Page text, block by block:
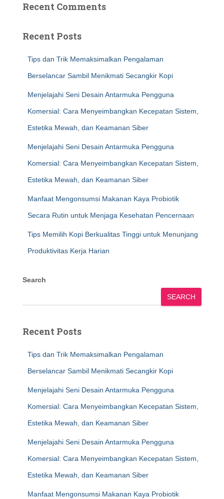
Recent Comments
Recent Posts
Tips dan Trik Memaksimalkan Pengalaman
Berselancar Sambil Menikmati Secangkir Kopi
Menjelajahi Seni Desain Antarmuka Pengguna
Komersial: Cara Menyeimbangkan Kecepatan Sistem,
Estetika Mewah, dan Keamanan Siber
Menjelajahi Seni Desain Antarmuka Pengguna
Komersial: Cara Menyeimbangkan Kecepatan Sistem,
Estetika Mewah, dan Keamanan Siber
Manfaat Mengonsumsi Makanan Kaya Probiotik
Secara Rutin untuk Menjaga Kesehatan Pencernaan
Tips Memilih Kopi Berkualitas Tinggi untuk Menunjang
Produktivitas Kerja Harian
Search
SEARCH
Recent Posts
Tips dan Trik Memaksimalkan Pengalaman
Berselancar Sambil Menikmati Secangkir Kopi
Menjelajahi Seni Desain Antarmuka Pengguna
Komersial: Cara Menyeimbangkan Kecepatan Sistem,
Estetika Mewah, dan Keamanan Siber
Menjelajahi Seni Desain Antarmuka Pengguna
Komersial: Cara Menyeimbangkan Kecepatan Sistem,
Estetika Mewah, dan Keamanan Siber
Manfaat Mengonsumsi Makanan Kaya Probiotik